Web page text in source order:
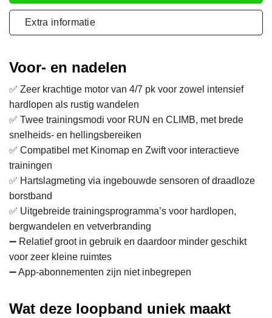
Extra informatie
Voor- en nadelen
✅ Zeer krachtige motor van 4/7 pk voor zowel intensief
hardlopen als rustig wandelen
✅ Twee trainingsmodi voor RUN en CLIMB, met brede
snelheids- en hellingsbereiken
✅ Compatibel met Kinomap en Zwift voor interactieve
trainingen
✅ Hartslagmeting via ingebouwde sensoren of draadloze
borstband
✅ Uitgebreide trainingsprogramma’s voor hardlopen,
bergwandelen en vetverbranding
➖ Relatief groot in gebruik en daardoor minder geschikt
voor zeer kleine ruimtes
➖ App-abonnementen zijn niet inbegrepen
Wat deze loopband uniek maakt